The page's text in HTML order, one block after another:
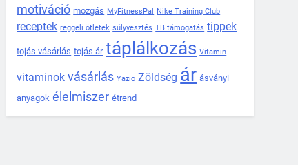
motiváció mozgás MyFitnessPal Nike Training Club
receptek reggeli ötletek súlyvesztés TB támogatás tippek
tojás vásárlás tojás ár táplálkozás Vitamin
vitaminok vásárlás Yazio Zöldség ár ásványi
anyagok élelmiszer étrend